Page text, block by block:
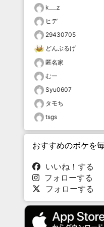
k___z
ヒデ
29430705
どんぶるげ
匿名家
むー
Syu0607
タモち
tsgs
おすすめのボケを
いいね！する
フォローする
フォローする